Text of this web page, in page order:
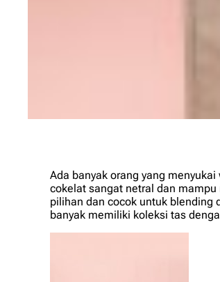
Ada banyak orang yang
cokelat sangat netral dan
pilihan dan cocok untuk blending
banyak memiliki koleksi tas